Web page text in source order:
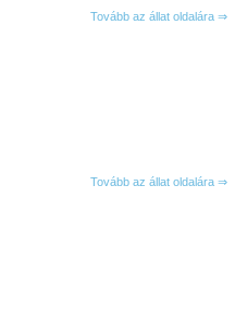
Tovább az állat oldalára ⇒
Tovább az állat oldalára ⇒